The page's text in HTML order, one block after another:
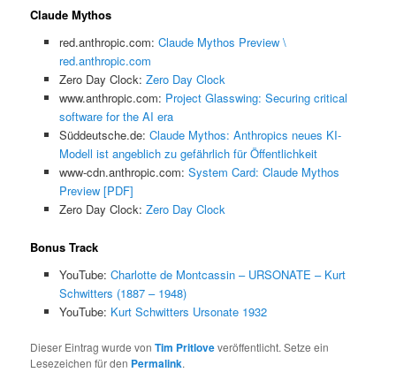
Claude Mythos
red.anthropic.com: Claude Mythos Preview \
red.anthropic.com
Zero Day Clock: Zero Day Clock
www.anthropic.com: Project Glasswing: Securing critical
software for the AI era
Süddeutsche.de: Claude Mythos: Anthropics neues KI-
Modell ist angeblich zu gefährlich für Öffentlichkeit
www-cdn.anthropic.com: System Card: Claude Mythos
Preview [PDF]
Zero Day Clock: Zero Day Clock
Bonus Track
YouTube: Charlotte de Montcassin – URSONATE – Kurt
Schwitters (1887 – 1948)
YouTube: Kurt Schwitters Ursonate 1932
Dieser Eintrag wurde vonTim Pritloveveröffentlicht. Setze ein
Lesezeichen für den Permalink.